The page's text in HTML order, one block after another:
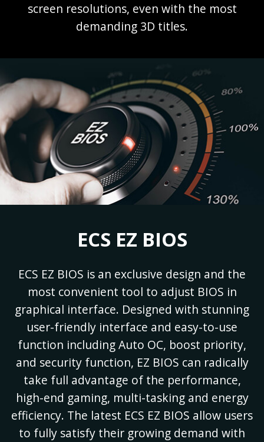
screen resolutions, even with the most
demanding 3D titles.
ECS EZ BIOS
ECS EZ BIOS is an exclusive design and the
most convenient tool to adjust BIOS in
graphical interface. Designed with stunning
user-friendly interface and easy-to-use
function including Auto OC, boost priority,
and security function, EZ BIOS can radically
take full advantage of the performance,
high-end gaming, multi-tasking and energy
efficiency. The latest ECS EZ BIOS allow users
to fully satisfy their growing demand with